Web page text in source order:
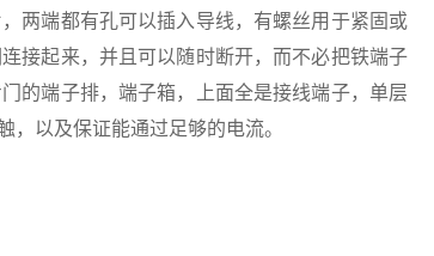
端都有孔可以插入导线，有螺丝用于紧固或
接起来，并且可以随时断开，而不必把铁端子
的端子排，端子箱，上面全是接线端子，单层
以及保证能通过足够的电流。